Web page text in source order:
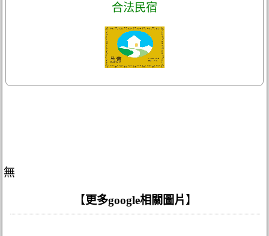
合法民宿
無
【 更多google相關圖片 】